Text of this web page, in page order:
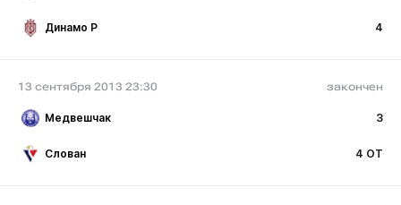
Динамо Р 4
13 сентября 2013 23:30 закончен
Медвешчак 3
Слован 4 ОТ